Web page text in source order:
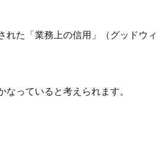
た「業務上の信用」（グッドウィ
っていると考えられます。